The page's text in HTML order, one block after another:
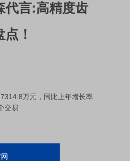
代言:高精度齿
！
万元，同比上年增长率
交易